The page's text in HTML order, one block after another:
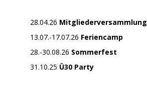
28.04.26 Mitgliederversammlung
13.07.-17.07.26 Feriencamp
28.-30.08.26 Sommerfest
31.10.25 Ü30 Party